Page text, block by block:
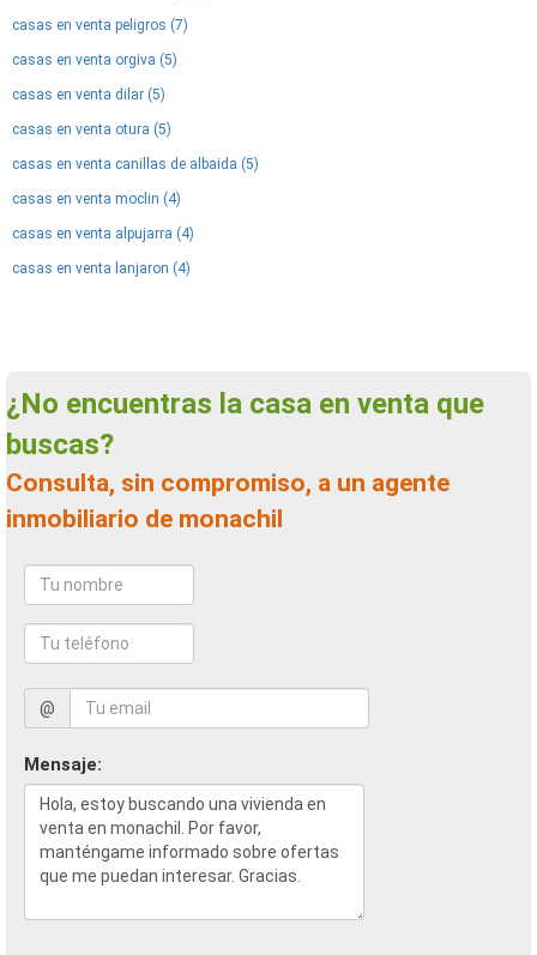
casas en venta peligros (7)
casas en venta orgiva (5)
casas en venta dilar (5)
casas en venta otura (5)
casas en venta canillas de albaida (5)
casas en venta moclin (4)
casas en venta alpujarra (4)
casas en venta lanjaron (4)
¿No encuentras la casa en venta que
buscas?
Consulta, sin compromiso, a un agente
inmobiliario de monachil
@
Mensaje: